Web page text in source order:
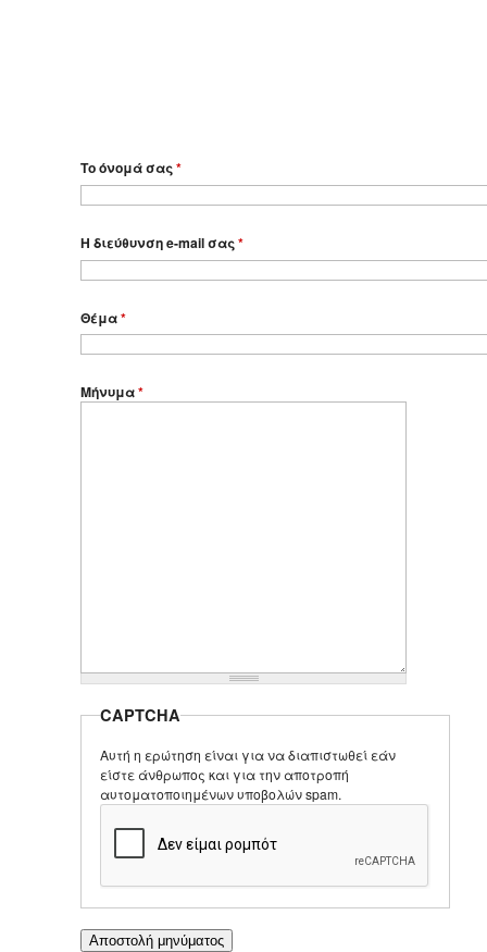
Το όνομά σας*
Η διεύθυνση e-mail σας*
Θέμα*
Μήνυμα*
CAPTCHA
Αυτή η ερώτηση είναι για να διαπιστωθεί εάν
είστε άνθρωπος και για την αποτροπή
αυτοματοποιημένων υποβολών spam.